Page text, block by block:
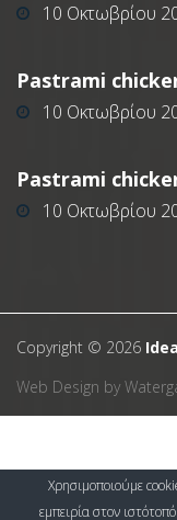
10 Οκτωβρίου
Pastrami
10 Οκτωβρίου
Pastrami
10 Οκτωβρίου
Copyright © 2026
Web Design by
Χρησιμοποιούμε
εμπειρία στον